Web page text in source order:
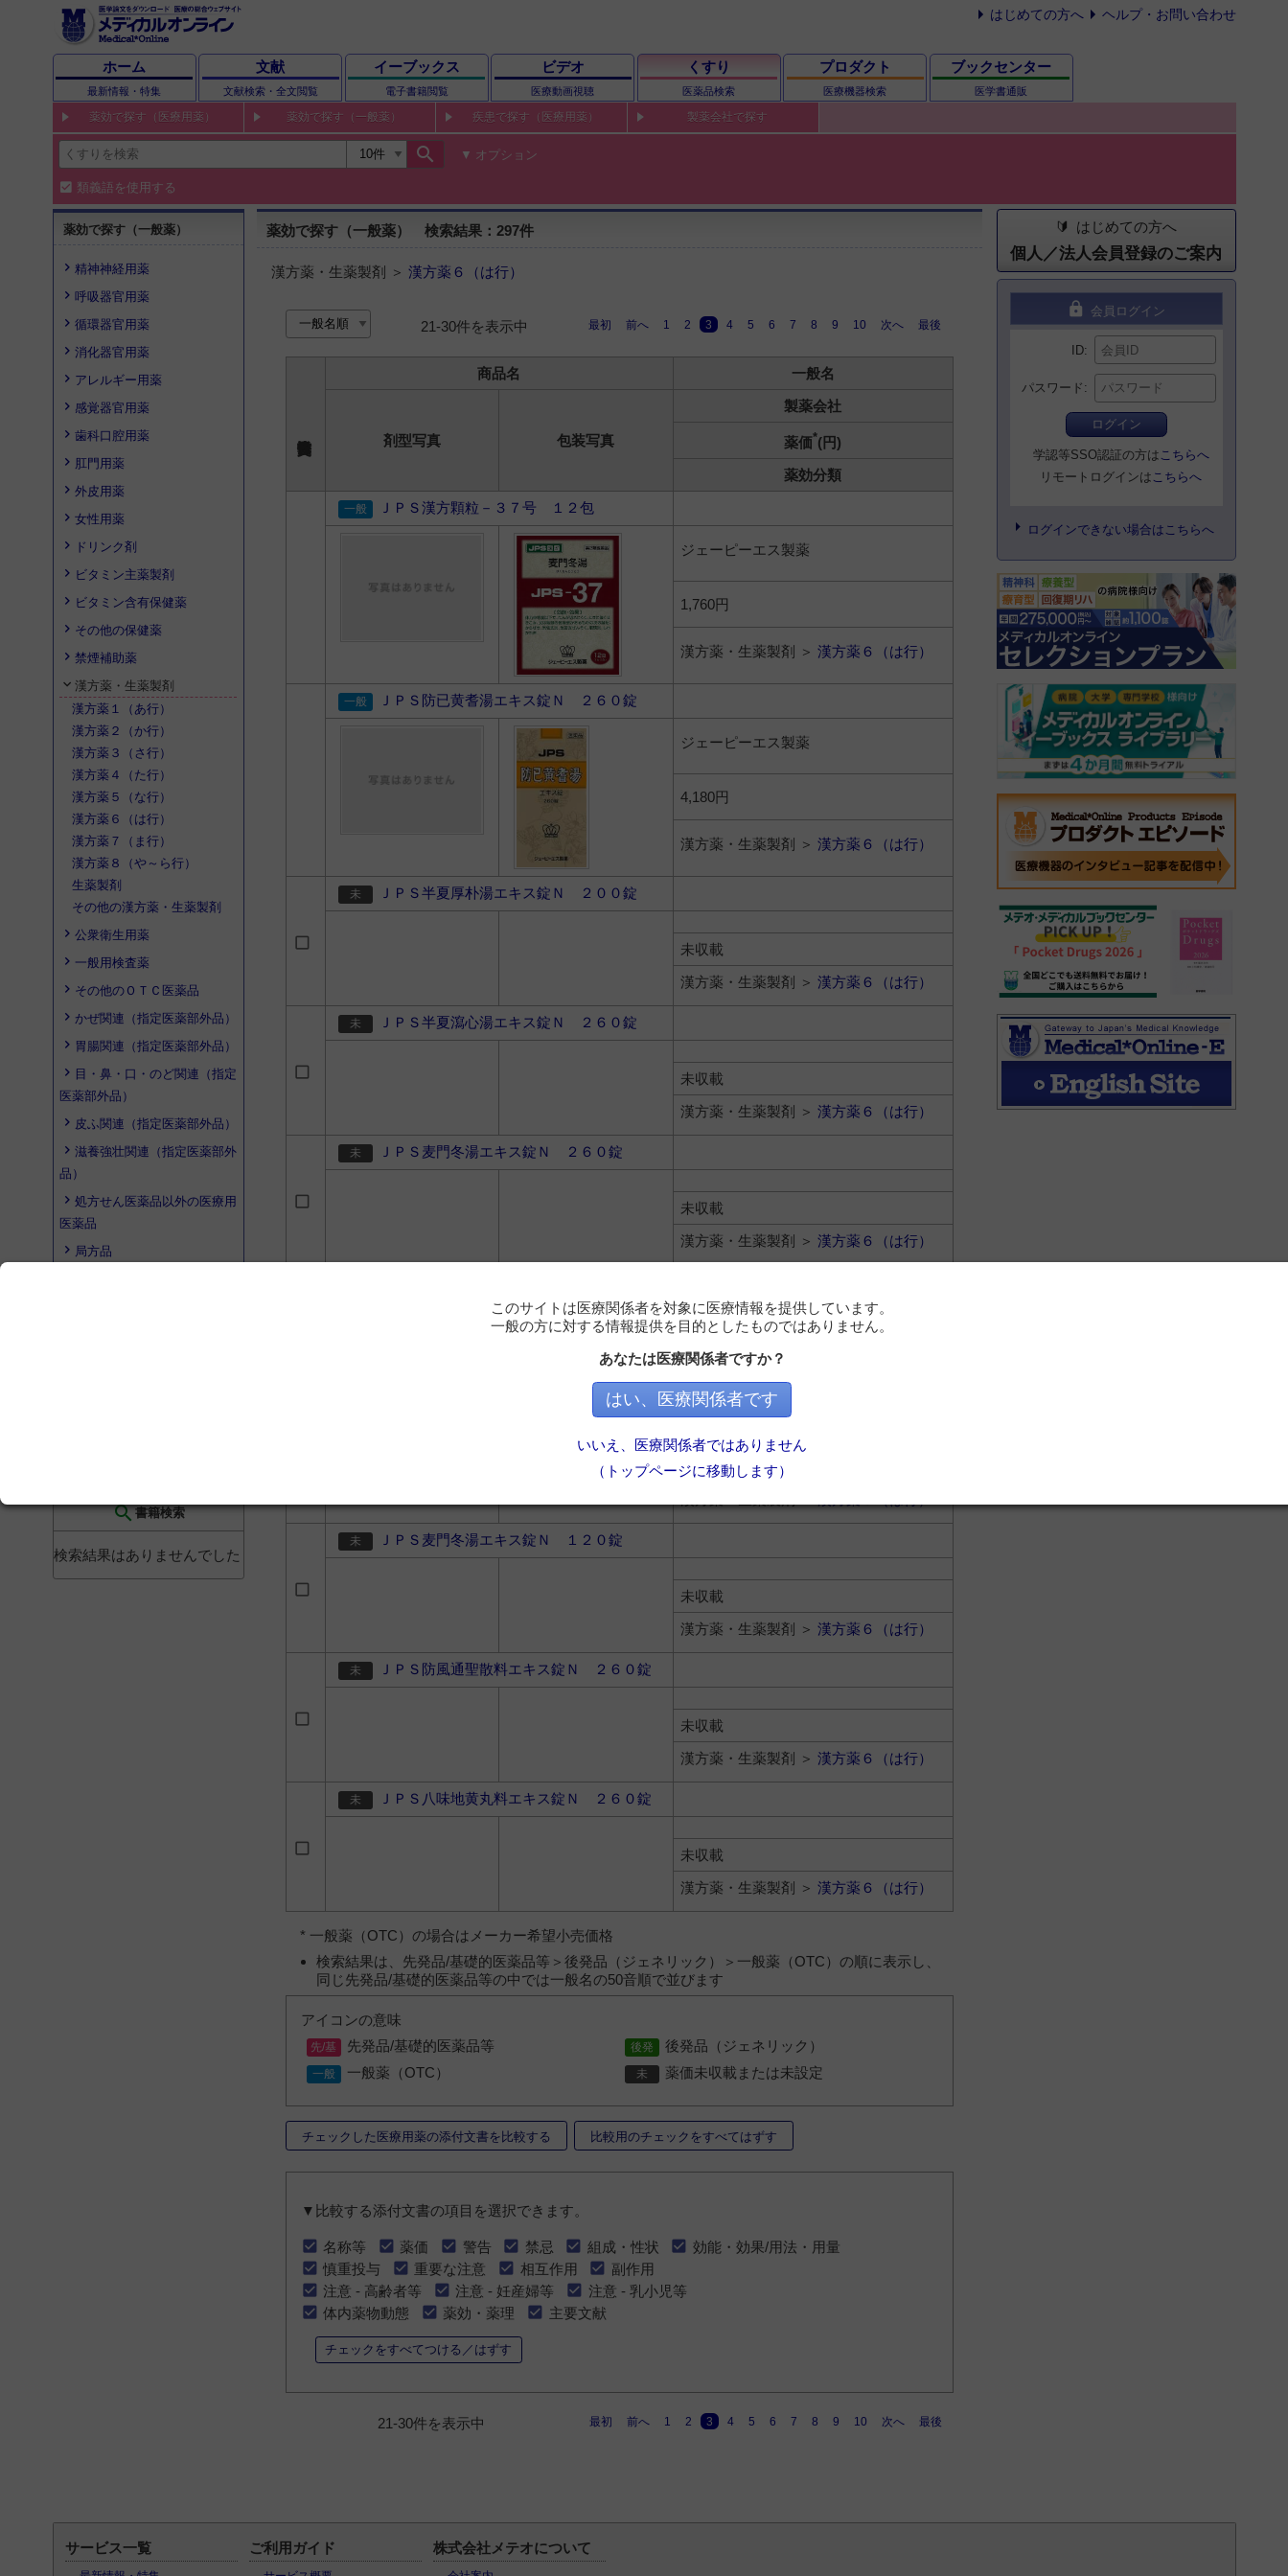
はじめての方へ ヘルプ・お問い合わせ
ホーム
最新情報・特集
文献
文献検索・全文閲覧
イーブックス
電子書籍閲覧
ビデオ
医療動画視聴
くすり
医薬品検索
プロダクト
医療機器検索
ブックセンター
医学書通販
薬効で探す（医療用薬） 薬効で探す（一般薬） 疾患で探す（医療用薬） 製薬会社で探す
search オプション
類義語を使用する
薬効で探す（一般薬）
精神神経用薬
呼吸器官用薬
循環器官用薬
消化器官用薬
アレルギー用薬
感覚器官用薬
歯科口腔用薬
肛門用薬
外皮用薬
女性用薬
ドリンク剤
ビタミン主薬製剤
ビタミン含有保健薬
その他の保健薬
禁煙補助薬
漢方薬・生薬製剤
漢方薬１（あ行）
漢方薬２（か行）
漢方薬３（さ行）
漢方薬４（た行）
漢方薬５（な行）
漢方薬６（は行）
漢方薬７（ま行）
漢方薬８（や～ら行）
生薬製剤
その他の漢方薬・生薬製剤
公衆衛生用薬
一般用検査薬
その他のＯＴＣ医薬品
かぜ関連（指定医薬部外品）
胃腸関連（指定医薬部外品）
目・鼻・口・のど関連（指定
医薬部外品）
皮ふ関連（指定医薬部外品）
滋養強壮関連（指定医薬部外
品）
処方せん医薬品以外の医療用
医薬品
局方品
search書籍検索
検索結果はありませんでした
薬効で探す（一般薬） 検索結果：297件
漢方薬・生薬製剤 ＞ 漢方薬６（は行）
21-30件を表示中 最初 前へ 1 2 3 4 5 6 7 8 9 10 次へ 最後
商品名 一般名
剤型写真 包装写真
製薬会社
薬価*(円)
薬効分類
ＪＰＳ漢方顆粒－３７号 １２包
ジェーピーエス製薬
1,760円
漢方薬・生薬製剤 ＞ 漢方薬６（は行）
ＪＰＳ防已黄耆湯エキス錠Ｎ ２６０錠
ジェーピーエス製薬
4,180円
漢方薬・生薬製剤 ＞ 漢方薬６（は行）
ＪＰＳ半夏厚朴湯エキス錠Ｎ ２００錠
未収載
漢方薬・生薬製剤 ＞ 漢方薬６（は行）
ＪＰＳ半夏瀉心湯エキス錠Ｎ ２６０錠
未収載
漢方薬・生薬製剤 ＞ 漢方薬６（は行）
ＪＰＳ麦門冬湯エキス錠Ｎ ２６０錠
未収載
漢方薬・生薬製剤 ＞ 漢方薬６（は行）
未収載
漢方薬・生薬製剤 ＞
未収載
ＪＰＳ麦門冬湯エキス錠Ｎ １２０錠
未収載
漢方薬・生薬製剤 ＞ 漢方薬６（は行）
ＪＰＳ防風通聖散料エキス錠Ｎ ２６０錠
未収載
漢方薬・生薬製剤 ＞ 漢方薬６（は行）
ＪＰＳ八味地黄丸料エキス錠Ｎ ２６０錠
未収載
漢方薬・生薬製剤 ＞ 漢方薬６（は行）
* 一般薬（OTC）の場合はメーカー希望小売価格
検索結果は、先発品/基礎的医薬品等＞後発品（ジェネリック）＞一般薬（OTC）の順に表示し、
同じ先発品/基礎的医薬品等の中では一般名の50音順で並びます
アイコンの意味
先発品/基礎的医薬品等
後発品（ジェネリック）
一般薬（OTC）
薬価未収載または未設定
チェックした医療用薬の添付文書を比較する 比較用のチェックをすべてはずす
▼比較する添付文書の項目を選択できます。
名称等 薬価 警告 禁忌 組成・性状
効能・効果/用法・用量
慎重投与
重要な注意 相互作用
副作用
注意 - 高齢者等
注意 - 妊産婦等
注意 - 乳小児等
体内薬物動態
薬効・薬理 主要文献
チェックをすべてつける／はずす
21-30件を表示中 最初 前へ 1 2 3 4 5 6 7 8 9 10 次へ 最後
はじめての方へ
個人／法人会員登録のご案内
lock 会員ログイン
ID
パスワード
ログイン
学認等SSO認証の方は こちらへ
リモートログインは こちらへ
ログインできない場合はこちらへ
サービス一覧 ご利用ガイド 株式会社メテオについて
このサイトは医療関係者を対象に医療情報を提供しています。
一般の方に対する情報提供を目的としたものではありません。
あなたは医療関係者ですか？
はい、医療関係者です
いいえ、医療関係者ではありません
（トップページに移動します）